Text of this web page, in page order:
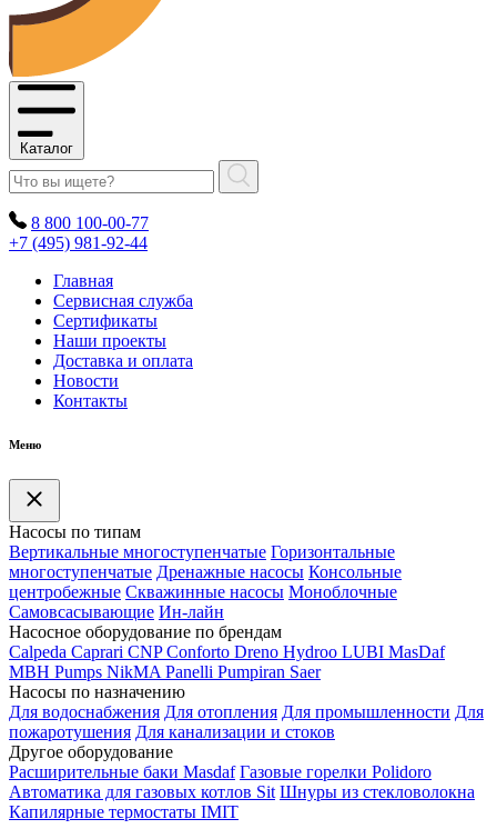
Каталог
8 800 100-00-77
+7 (495) 981-92-44
Главная
Сервисная служба
Сертификаты
Наши проекты
Доставка и оплата
Новости
Контакты
Меню
Насосы по типам
Вертикальные многоступенчатые Горизонтальные
многоступенчатые Дренажные насосы Консольные
центробежные Скважинные насосы Моноблочные
Самовсасывающие Ин-лайн
Насосное оборудование по брендам
Calpeda Caprari CNP Conforto Dreno Hydroo LUBI MasDaf
MBH Pumps NikMA Panelli Pumpiran Saer
Насосы по назначению
Для водоснабжения Для отопления Для промышленности Для
пожаротушения Для канализации и стоков
Другое оборудование
Расширительные баки Masdaf Газовые горелки Polidoro
Автоматика для газовых котлов Sit Шнуры из стекловолокна
Капилярные термостаты IMIT